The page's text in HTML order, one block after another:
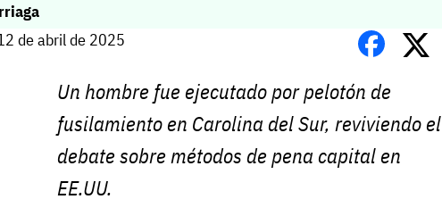
de abril de 2025
Un hombre fue ejecutado por pelotón de
fusilamiento en Carolina del Sur, reviviendo el
debate sobre métodos de pena capital en
EE.UU.